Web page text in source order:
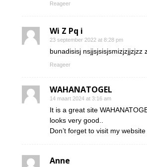
Reageer
Wi Z Pq i
23 september 2022 at 8:28 pm
bunadisisj nsjjsjsisjsmizjzjjzjzz
Reageer
WAHANATOGEL
14 maart 2024 at 3:16 am
It is a great site
looks very good..
Don’t forget to visit my website
Anne